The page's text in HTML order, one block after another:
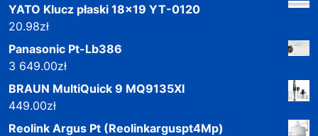
YATO Klucz płaski 18x19 YT-0120
20.98zł
Panasonic Pt-Lb386
3 649.00zł
BRAUN MultiQuick 9 MQ9135XI
449.00zł
Reolink Argus Pt (Reolinkarguspt4Mp)